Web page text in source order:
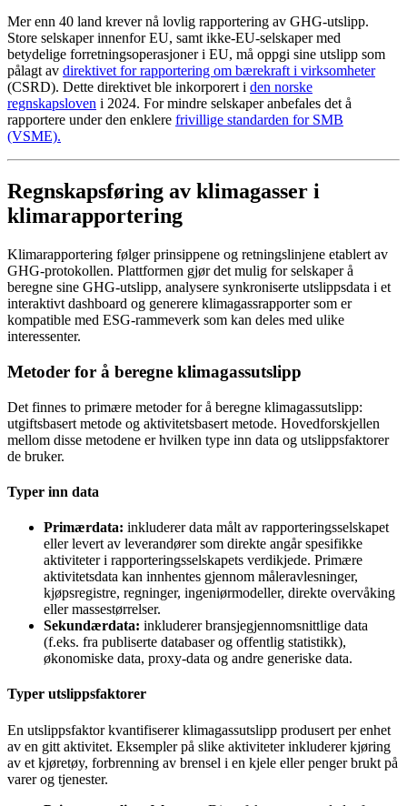
Mer enn 40 land krever nå lovlig rapportering av GHG-utslipp.
Store selskaper innenfor EU, samt ikke-EU-selskaper med
betydelige forretningsoperasjoner i EU, må oppgi sine utslipp som
pålagt av direktivet for rapportering om bærekraft i virksomheter
(CSRD). Dette direktivet ble inkorporert i den norske
regnskapsloven i 2024. For mindre selskaper anbefales det å
rapportere under den enklere frivillige standarden for SMB
(VSME).
Regnskapsføring av klimagasser i
klimarapportering
Klimarapportering følger prinsippene og retningslinjene etablert av
GHG-protokollen. Plattformen gjør det mulig for selskaper å
beregne sine GHG-utslipp, analysere synkroniserte utslippsdata i et
interaktivt dashboard og generere klimagassrapporter som er
kompatible med ESG-rammeverk som kan deles med ulike
interessenter.
Metoder for å beregne klimagassutslipp
Det finnes to primære metoder for å beregne klimagassutslipp:
utgiftsbasert metode og aktivitetsbasert metode. Hovedforskjellen
mellom disse metodene er hvilken type inn data og utslippsfaktorer
de bruker.
Typer inn data
Primærdata: inkluderer data målt av rapporteringsselskapet
eller levert av leverandører som direkte angår spesifikke
aktiviteter i rapporteringsselskapets verdikjede. Primære
aktivitetsdata kan innhentes gjennom måleravlesninger,
kjøpsregistre, regninger, ingeniørmodeller, direkte overvåking
eller massestørrelser.
Sekundærdata: inkluderer bransjegjennomsnittlige data
(f.eks. fra publiserte databaser og offentlig statistikk),
økonomiske data, proxy-data og andre generiske data.
Typer utslippsfaktorer
En utslippsfaktor kvantifiserer klimagassutslipp produsert per enhet
av en gitt aktivitet. Eksempler på slike aktiviteter inkluderer kjøring
av et kjøretøy, forbrenning av brensel i en kjele eller penger brukt på
varer og tjenester.